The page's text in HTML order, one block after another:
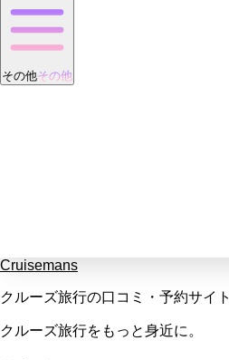
その他その他
Cruisemans
クルーズ旅行の口コミ・予約サイト
クルーズ旅行をもっと身近に。